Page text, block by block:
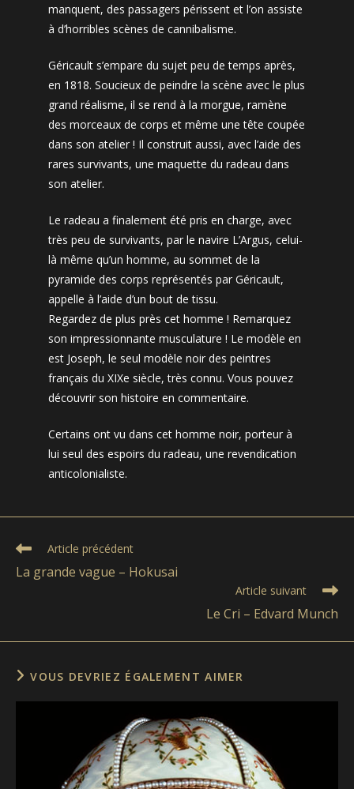
manquent, des passagers périssent et l’on assiste
à d’horribles scènes de cannibalisme.
Géricault s’empare du sujet peu de temps après,
en 1818. Soucieux de peindre la scène avec le plus
grand réalisme, il se rend à la morgue, ramène
des morceaux de corps et même une tête coupée
dans son atelier ! Il construit aussi, avec l’aide des
rares survivants, une maquette du radeau dans
son atelier.
Le radeau a finalement été pris en charge, avec
très peu de survivants, par le navire L’Argus, celui-
là même qu’un homme, au sommet de la
pyramide des corps représentés par Géricault,
appelle à l’aide d’un bout de tissu.
Regardez de plus près cet homme ! Remarquez
son impressionnante musculature ! Le modèle en
est Joseph, le seul modèle noir des peintres
français du XIXe siècle, très connu. Vous pouvez
découvrir son histoire en commentaire.
Certains ont vu dans cet homme noir, porteur à
lui seul des espoirs du radeau, une revendication
anticolonialiste.
Read
articles
Article précédent
La grande vague – Hokusai
Article suivant
Le Cri – Edvard Munch
VOUS DEVRIEZ ÉGALEMENT AIMER